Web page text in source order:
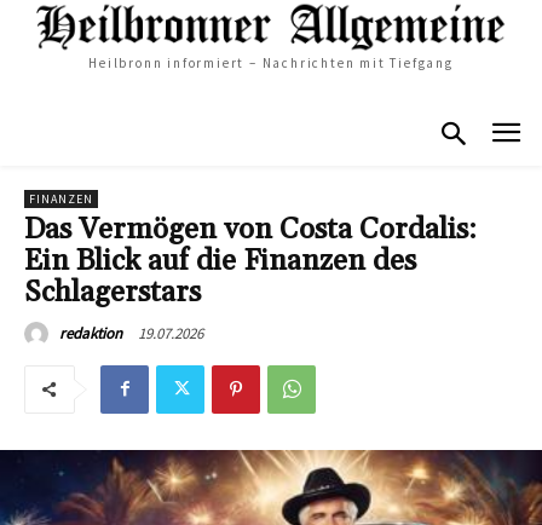
Heilbronn informiert – Nachrichten mit Tiefgang
FINANZEN
Das Vermögen von Costa Cordalis:
Ein Blick auf die Finanzen des
Schlagerstars
redaktion 19.07.2026